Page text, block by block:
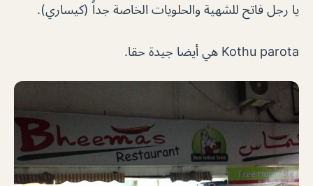
يا رجل فاتح للشهية والحلويات الخاصة جداً (كيساري).
Kothu parota هي أيضا جيدة حقا.